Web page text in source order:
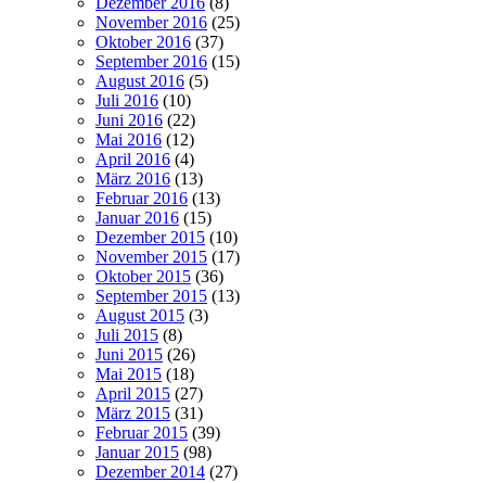
November 2016 (25)
Oktober 2016 (37)
September 2016 (15)
August 2016 (5)
Juli 2016 (10)
Juni 2016 (22)
Mai 2016 (12)
April 2016 (4)
März 2016 (13)
Februar 2016 (13)
Januar 2016 (15)
Dezember 2015 (10)
November 2015 (17)
Oktober 2015 (36)
September 2015 (13)
August 2015 (3)
Juli 2015 (8)
Juni 2015 (26)
Mai 2015 (18)
April 2015 (27)
März 2015 (31)
Februar 2015 (39)
Januar 2015 (98)
Dezember 2014 (27)